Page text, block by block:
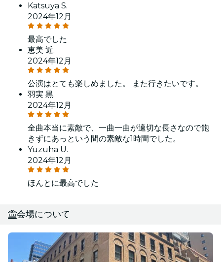
Katsuya S.
2024年12月
最高でした
恵美 近.
2024年12月
公演はとても楽しめました。 また行きたいです。
羽実 黒.
2024年12月
全曲本当に素敵で、一曲一曲が適切な長さなので飽
きずにあっという間の素敵な1時間でした。
Yuzuha U.
2024年12月
ほんとに最高でした
会場について